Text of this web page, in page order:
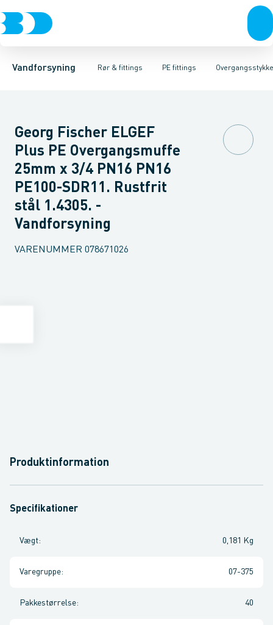
Vandforsyning Rør & fittings
Rør & fittingsKoblinger & anboringerMuffer, klemmer &
PE fittings
PE rørPE EL fittingsPE fittings Duktiljern fittings
Vinkler 90gr.Vinkler 60gr.Vinkler 45gr.Vinkler 30gr.Vinkler
Georg Fischer ELGEF
Plus PE Overgangsmuffe
25mm x 3/4 PN16 PN16
PE100-SDR11. Rustfrit
stål 1.4305. -
Vandforsyning
VARENUMMER 078671026
Produktinformation
Specifikationer
Vægt: 0,181 Kg
Varegruppe: 07-375
Pakkestørrelse: 40